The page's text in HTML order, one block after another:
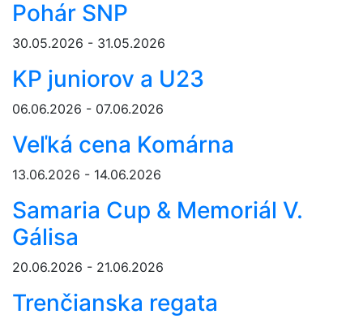
Pohár SNP
30.05.2026 - 31.05.2026
KP juniorov a U23
06.06.2026 - 07.06.2026
Veľká cena Komárna
13.06.2026 - 14.06.2026
Samaria Cup & Memoriál V.
Gálisa
20.06.2026 - 21.06.2026
Trenčianska regata